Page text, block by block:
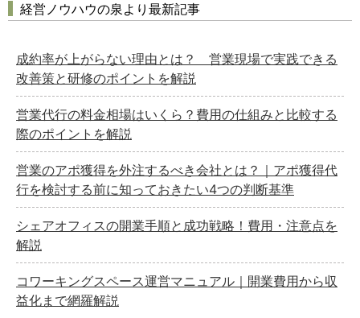
経営ノウハウの泉より最新記事
成約率が上がらない理由とは？ 営業現場で実践できる
改善策と研修のポイントを解説
営業代行の料金相場はいくら？費用の仕組みと比較する
際のポイントを解説
営業のアポ獲得を外注するべき会社とは？｜アポ獲得代
行を検討する前に知っておきたい4つの判断基準
シェアオフィスの開業手順と成功戦略！費用・注意点を
解説
コワーキングスペース運営マニュアル｜開業費用から収
益化まで網羅解説